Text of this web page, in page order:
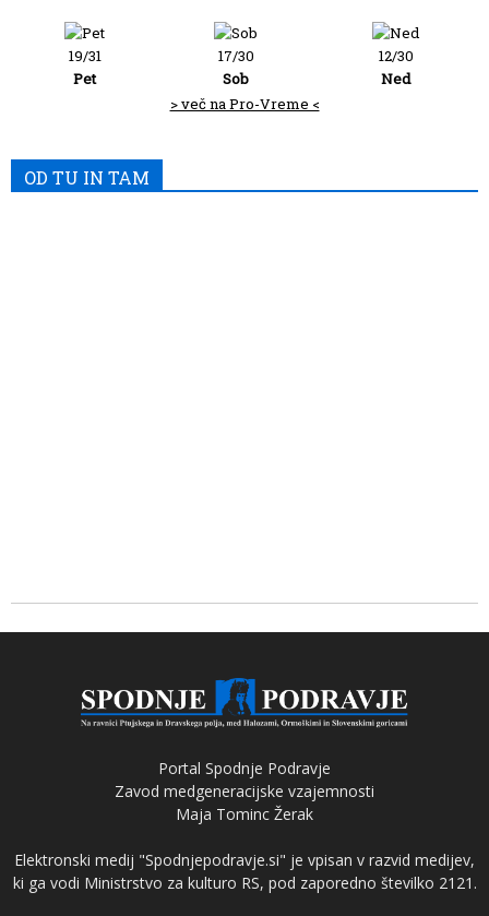
19/31
Pet
17/30
Sob
12/30
Ned
> več na Pro-Vreme <
OD TU IN TAM
Portal Spodnje Podravje
Zavod medgeneracijske vzajemnosti
Maja Tominc Žerak
Elektronski medij "Spodnjepodravje.si" je vpisan v razvid medijev,
ki ga vodi Ministrstvo za kulturo RS, pod zaporedno številko 2121.